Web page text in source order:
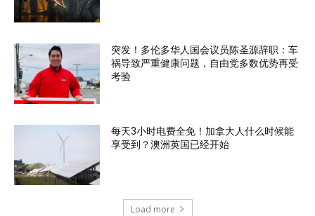
突发！多伦多华人国会议员陈圣源辞职：车
祸导致严重健康问题，自由党多数优势再受
考验
每天3小时电费全免！加拿大人什么时候能
享受到？澳洲英国已经开始
Load more